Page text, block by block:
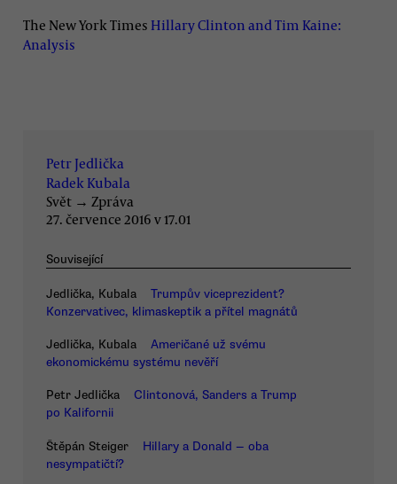
The New York Times Hillary Clinton and Tim Kaine:
Analysis
Petr Jedlička
Radek Kubala
Svět → Zpráva
27. července 2016 v 17.01
Související
Jedlička, Kubala
Trumpův viceprezident?
Konzervativec, klimaskeptik a přítel magnátů
Jedlička, Kubala
Američané už svému
ekonomickému systému nevěří
Petr Jedlička
Clintonová, Sanders a Trump
po Kalifornii
Štěpán Steiger
Hillary a Donald — oba
nesympatičtí?